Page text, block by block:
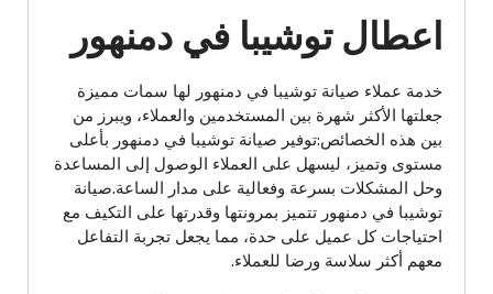
اعطال توشيبا في دمنهور
خدمة عملاء صيانة توشيبا في دمنهور لها سمات مميزة
جعلتها الأكثر شهرة بين المستخدمين والعملاء، ويبرز من
بين هذه الخصائص:توفير صيانة توشيبا في دمنهور بأعلى
مستوى وتميز، ليسهل على العملاء الوصول إلى المساعدة
وحل المشكلات بسرعة وفعالية على مدار الساعة.صيانة
توشيبا في دمنهور تتميز بمرونتها وقدرتها على التكيف مع
احتياجات كل عميل على حدة، مما يجعل تجربة التفاعل
معهم أكثر سلاسة ورضا للعملاء.